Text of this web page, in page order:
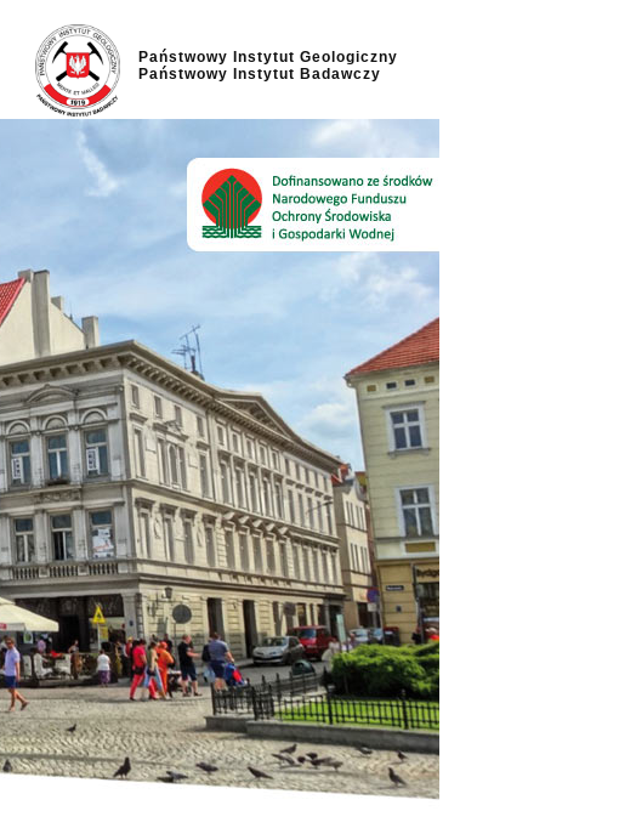
Państwowy Instytut Geologiczny
Państwowy Instytut Badawczy